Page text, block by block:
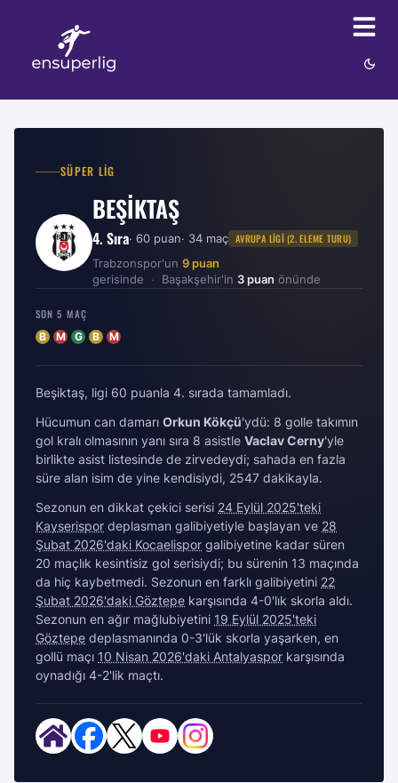
SÜPER LIG
BEŞIKTAŞ
4. Sıra· 60 puan· 34 maç AVRUPA LIGI (2. ELEME TURU)
Trabzonspor'un 9 puan
gerisinde
· Başakşehir'in 3 puan önünde
SON 5 MAÇ
B M G B M
Beşiktaş, ligi 60 puanla 4. sırada tamamladı.
Hücumun can damarı Orkun Kökçü'ydü: 8 golle takımın
gol kralı olmasının yanı sıra 8 asistle Vaclav Cerny'yle
birlikte asist listesinde de zirvedeydi; sahada en fazla
süre alan isim de yine kendisiydi, 2547 dakikayla.
Sezonun en dikkat çekici serisi 24 Eylül 2025'teki
Kayserispor deplasman galibiyetiyle başlayan ve 28
Şubat 2026'daki Kocaelispor galibiyetine kadar süren
20 maçlık kesintisiz gol serisiydi; bu sürenin 13 maçında
da hiç kaybetmedi. Sezonun en farklı galibiyetini 22
Şubat 2026'daki Göztepe karşısında 4-0'lık skorla aldı.
Sezonun en ağır mağlubiyetini 19 Eylül 2025'teki
Göztepe deplasmanında 0-3'lük skorla yaşarken, en
gollü maçı 10 Nisan 2026'daki Antalyaspor karşısında
oynadığı 4-2'lik maçtı.